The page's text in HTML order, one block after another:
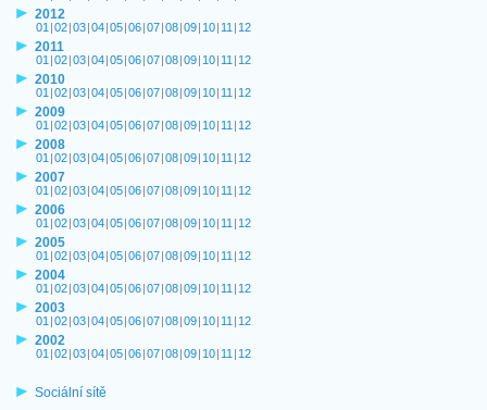
2012
01 |02|03|04|05|06|07|08|09| 10| 11 | 12
2011
01 |02|03|04|05|06|07|08|09| 10| 11 | 12
2010
01 |02|03|04|05|06|07|08|09| 10| 11 | 12
2009
01 |02|03|04|05|06|07|08|09| 10| 11 | 12
2008
01 |02|03|04|05|06|07|08|09| 10| 11 | 12
2007
01 |02|03|04|05|06|07|08|09| 10| 11 | 12
2006
01 |02|03|04|05|06|07|08|09| 10| 11 | 12
2005
01 |02|03|04|05|06|07|08|09| 10| 11 | 12
2004
01 |02|03|04|05|06|07|08|09| 10| 11 | 12
2003
01 |02|03|04|05|06|07|08|09| 10| 11 | 12
2002
01 |02|03|04|05|06|07|08|09| 10| 11 | 12
Sociální sítě